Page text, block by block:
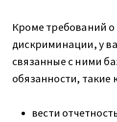
Кроме требований
дискриминации, у
связанные с ними
обязанности, такие
вести